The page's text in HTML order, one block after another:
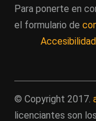
Para ponerte en
el formulario de
Accesibilidad
© Copyright 2017.
licenciantes son